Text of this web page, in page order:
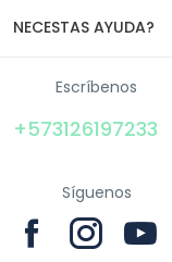
NECESTAS AYUDA?
Escríbenos
+573126197233
Síguenos